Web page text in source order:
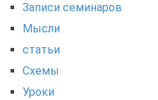
Записи семинаров
Мысли
статьи
Схемы
Уроки